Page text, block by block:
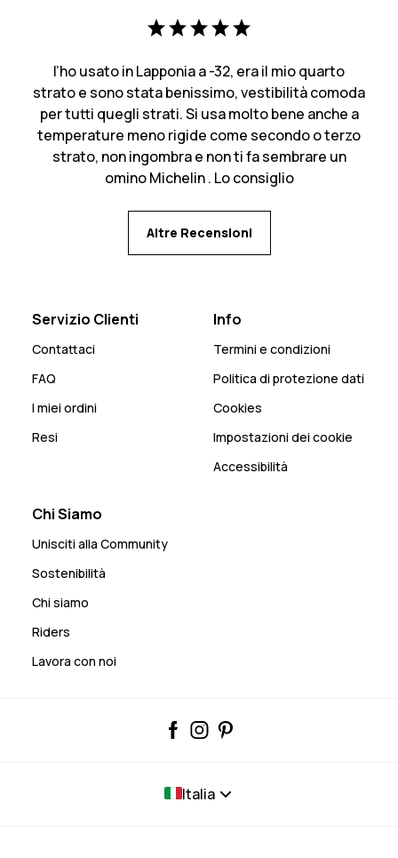
l’ho usato in Lapponia a -32, era il mio quarto
strato e sono stata benissimo, vestibilità comoda
per tutti quegli strati. Si usa molto bene anche a
temperature meno rigide come secondo o terzo
strato, non ingombra e non ti fa sembrare un
omino Michelin . Lo consiglio
Altre Recensioni
Servizio Clienti
Contattaci
FAQ
I miei ordini
Resi
Info
Termini e condizioni
Politica di protezione dati
Cookies
Impostazioni dei cookie
Accessibilità
Chi Siamo
Unisciti alla Community
Sostenibilità
Chi siamo
Riders
Lavora con noi
Italia